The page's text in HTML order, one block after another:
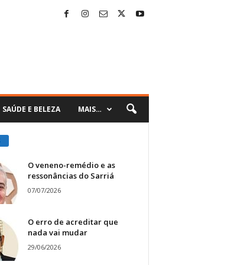
SAÚDE E BELEZA MAIS…
O veneno-remédio e as
ressonâncias do Sarriá
07/07/2026
O erro de acreditar que
nada vai mudar
29/06/2026